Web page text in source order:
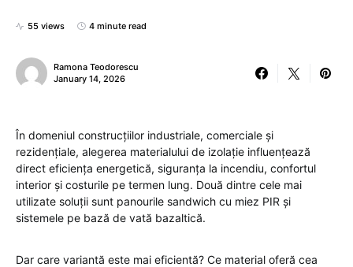
55 views 4 minute read
Ramona Teodorescu
January 14, 2026
În domeniul construcțiilor industriale, comerciale și
rezidențiale, alegerea materialului de izolație influențează
direct eficiența energetică, siguranța la incendiu, confortul
interior și costurile pe termen lung. Două dintre cele mai
utilizate soluții sunt panourile sandwich cu miez PIR și
sistemele pe bază de vată bazaltică.
Dar care variantă este mai eficientă? Ce material oferă cea